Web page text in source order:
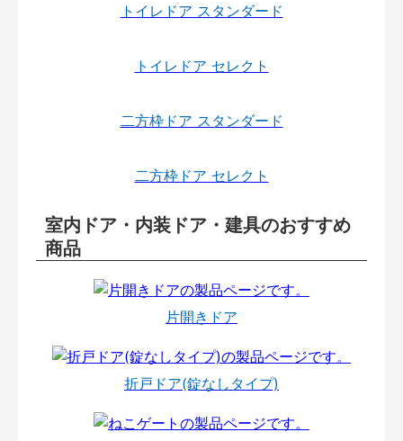
トイレドア スタンダード
トイレドア セレクト
二方枠ドア スタンダード
二方枠ドア セレクト
室内ドア・内装ドア・建具のおすすめ
商品
片開きドア
折戸ドア(錠なしタイプ)